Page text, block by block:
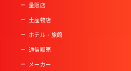
量販店
土産物店
ホテル・旅館
通信販売
メーカー